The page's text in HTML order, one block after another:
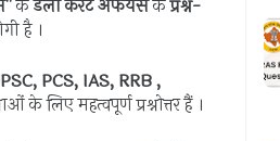
''केडेली करेंट अफेयर्सकेप्रश्न-
है ।
PCS, IAS, RRB ,
के लिए महत्वपूर्ण प्रश्नोत्तर हैं ।